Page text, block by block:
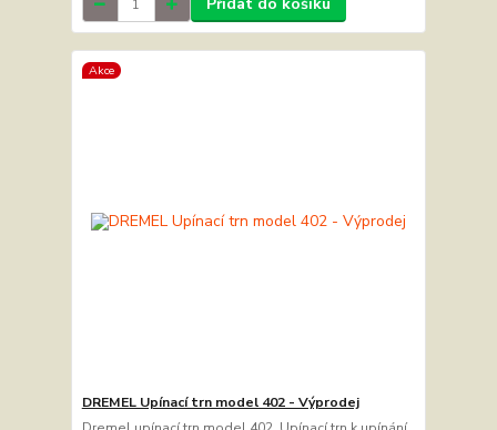
Akce
DREMEL Upínací trn model 402 - Výprodej